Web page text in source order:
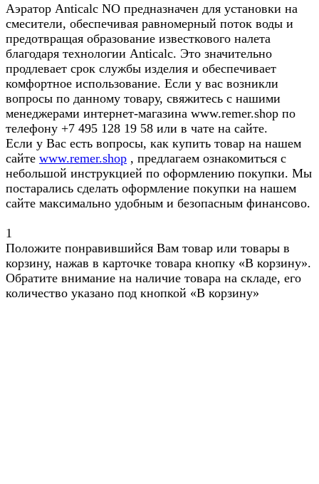
Аэратор Anticalc NO предназначен для установки на
смесители, обеспечивая равномерный поток воды и
предотвращая образование известкового налета
благодаря технологии Anticalc. Это значительно
продлевает срок службы изделия и обеспечивает
комфортное использование. Если у вас возникли
вопросы по данному товару, свяжитесь с нашими
менеджерами интернет-магазина www.remer.shop по
телефону +7 495 128 19 58 или в чате на сайте.
Если у Вас есть вопросы, как купить товар на нашем
сайте www.remer.shop , предлагаем ознакомиться с
небольшой инструкцией по оформлению покупки. Мы
постарались сделать оформление покупки на нашем
сайте максимально удобным и безопасным финансово.
1
Положите понравившийся Вам товар или товары в
корзину, нажав в карточке товара кнопку «В корзину».
Обратите внимание на наличие товара на складе, его
количество указано под кнопкой «В корзину»